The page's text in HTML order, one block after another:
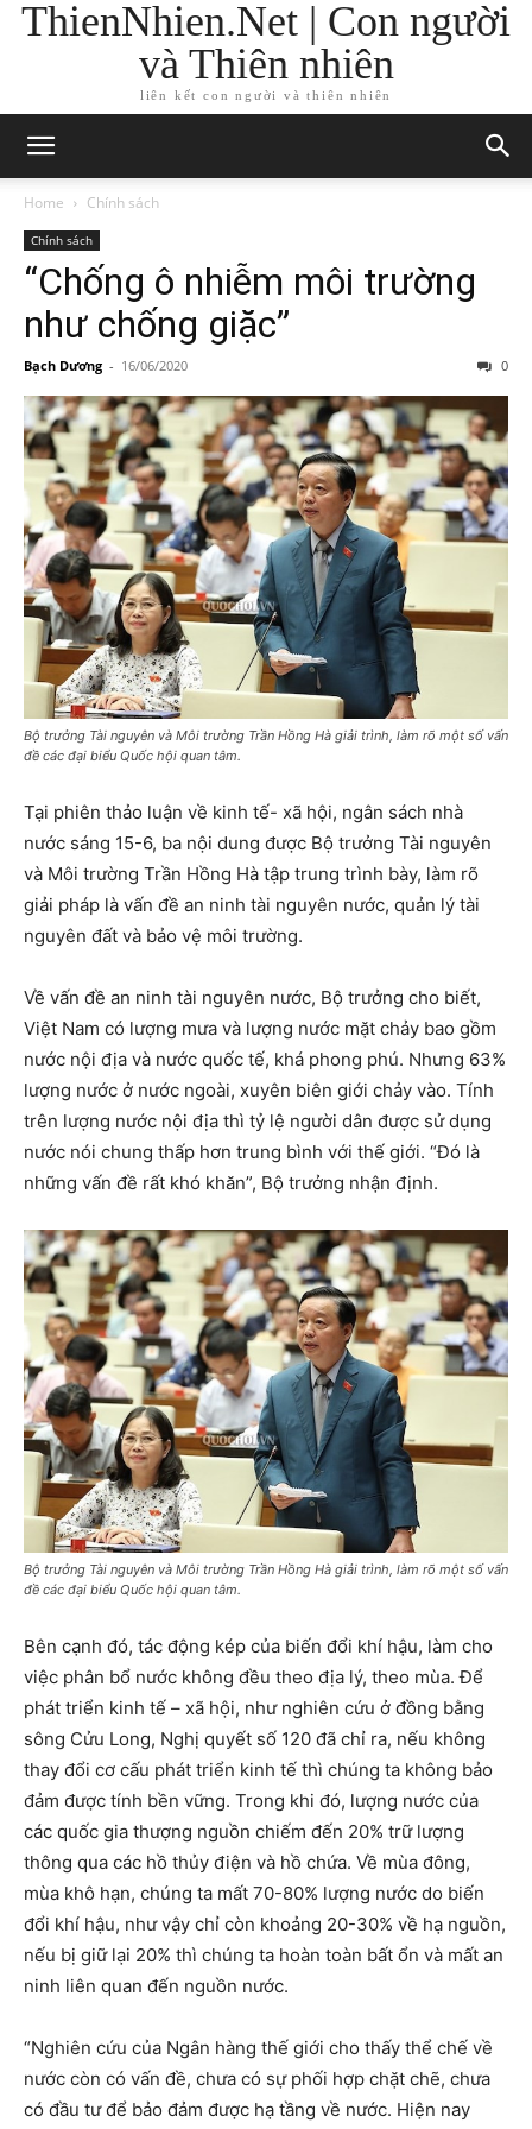
ThienNhien.Net | Con người
và Thiên nhiên
liên kết con người và thiên nhiên
Home Chính sách
Chính sách
“Chống ô nhiễm môi trường
như chống giặc”
Bạch Dương - 16/06/2020 0
Bộ trưởng Tài nguyên và Môi trường Trần Hồng Hà giải trình, làm rõ một số vấn
đề các đại biểu Quốc hội quan tâm.
Tại phiên thảo luận về kinh tế- xã hội, ngân sách nhà
nước sáng 15-6, ba nội dung được Bộ trưởng Tài nguyên
và Môi trường Trần Hồng Hà tập trung trình bày, làm rõ
giải pháp là vấn đề an ninh tài nguyên nước, quản lý tài
nguyên đất và bảo vệ môi trường.
Về vấn đề an ninh tài nguyên nước, Bộ trưởng cho biết,
Việt Nam có lượng mưa và lượng nước mặt chảy bao gồm
nước nội địa và nước quốc tế, khá phong phú. Nhưng 63%
lượng nước ở nước ngoài, xuyên biên giới chảy vào. Tính
trên lượng nước nội địa thì tỷ lệ người dân được sử dụng
nước nói chung thấp hơn trung bình với thế giới. “Đó là
những vấn đề rất khó khăn”, Bộ trưởng nhận định.
Bộ trưởng Tài nguyên và Môi trường Trần Hồng Hà giải trình, làm rõ một số vấn
đề các đại biểu Quốc hội quan tâm.
Bên cạnh đó, tác động kép của biến đổi khí hậu, làm cho
việc phân bổ nước không đều theo địa lý, theo mùa. Để
phát triển kinh tế – xã hội, như nghiên cứu ở đồng bằng
sông Cửu Long, Nghị quyết số 120 đã chỉ ra, nếu không
thay đổi cơ cấu phát triển kinh tế thì chúng ta không bảo
đảm được tính bền vững. Trong khi đó, lượng nước của
các quốc gia thượng nguồn chiếm đến 20% trữ lượng
thông qua các hồ thủy điện và hồ chứa. Về mùa đông,
mùa khô hạn, chúng ta mất 70-80% lượng nước do biến
đổi khí hậu, như vậy chỉ còn khoảng 20-30% về hạ nguồn,
nếu bị giữ lại 20% thì chúng ta hoàn toàn bất ổn và mất an
ninh liên quan đến nguồn nước.
“Nghiên cứu của Ngân hàng thế giới cho thấy thể chế về
nước còn có vấn đề, chưa có sự phối hợp chặt chẽ, chưa
có đầu tư để bảo đảm được hạ tầng về nước. Hiện nay